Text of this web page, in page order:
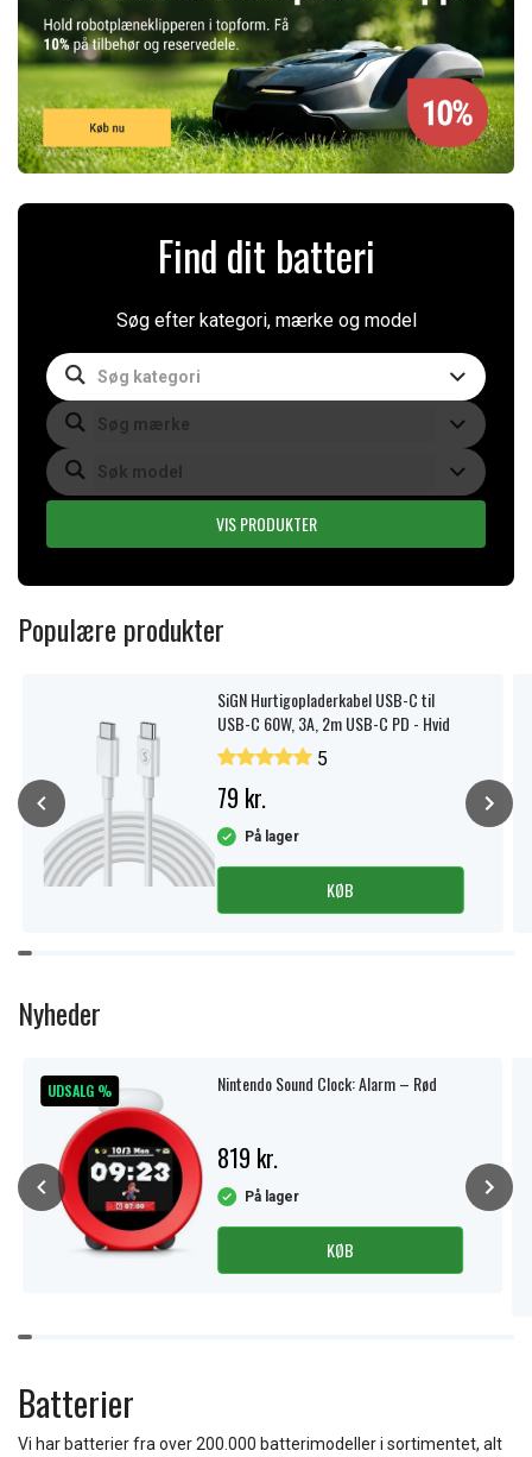
Find dit batteri
Søg efter kategori, mærke og model
VIS PRODUKTER
Populære produkter
SiGN Hurtigopladerkabel USB-C til
USB-C 60W, 3A, 2m USB-C PD - Hvid
5
79 kr.
På lager
KØB
of
11
Nyheder
UDSALG % Nintendo Sound Clock: Alarm – Rød
819 kr.
På lager
KØB
of
10
Batterier
Vi har batterier fra over 200.000 batterimodeller i sortimentet, alt